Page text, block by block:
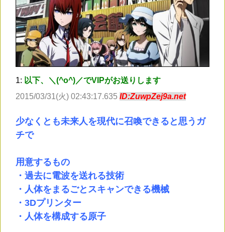
1: 以下、＼(^o^)／でVIPがお送りします
2015/03/31(火) 02:43:17.635 ID:ZuwpZej9a.net
少なくとも未来人を現代に召喚できると思うガ
チで
用意するもの
・過去に電波を送れる技術
・人体をまるごとスキャンできる機械
・3Dプリンター
・人体を構成する原子